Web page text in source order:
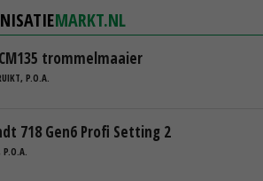
MARKT.NL
trommelmaaier
P.O.A.
718 Gen6 Profi Setting 2
P.O.A.